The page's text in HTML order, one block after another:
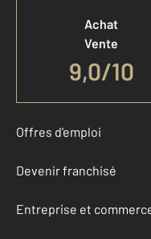
Achat
Vente
9,0/10
Offres d'emploi
Devenir franchisé
Entreprise et